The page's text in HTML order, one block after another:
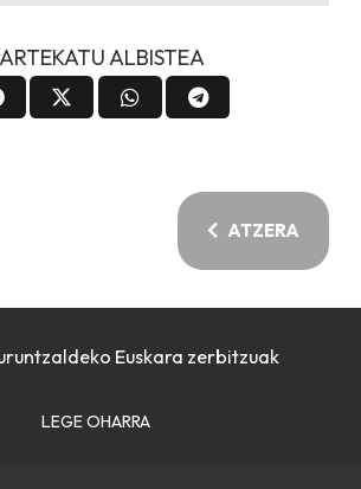
ALBISTEA
ATZERA
Euskara zerbitzuak
LEGE OHARRA